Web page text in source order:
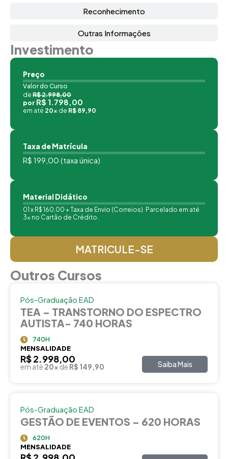
Reconhecimento
Outras Informações
Investimento
Preço
Valor do Curso
de R$ 2.998,00
por R$ 1.798,00
em até 20x de R$ 89,90
Taxa de Matrícula
R$ 199,00 (taxa única)
Material Didático
01 x R$ 160,00 + Taxa de Envio (Correios). Parcelado em até
3x no Cartão de Crédito.
MATRICULE-SE
Outros Cursos
Pós-Graduação EAD
TEA – TRANSTORNO DO ESPECTRO
AUTISTA- 740 HORAS
740H
MENSALIDADE
R$ 2.998,00
em até 20xde R$ 149,90 Saiba Mais
Pós-Graduação EAD
GESTÃO DE EVENTOS – 620 HORAS
620H
MENSALIDADE